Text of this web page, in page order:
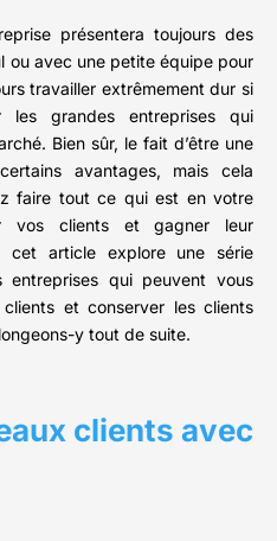
présentera toujours des
ou avec une petite équipe pour
travailler extrêmement dur si
les grandes entreprises qui
Bien sûr, le fait d’être une
avantages, mais cela
faire tout ce qui est en votre
vos clients et gagner leur
cet article explore une série
entreprises qui peuvent vous
et conserver les clients
y tout de suite.
clients avec